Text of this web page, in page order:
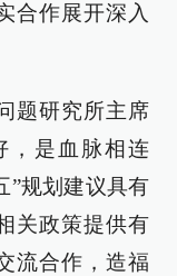
合作展开深入
题研究所主席
，是血脉相连
”规划建议具有
关政策提供有
流合作，造福